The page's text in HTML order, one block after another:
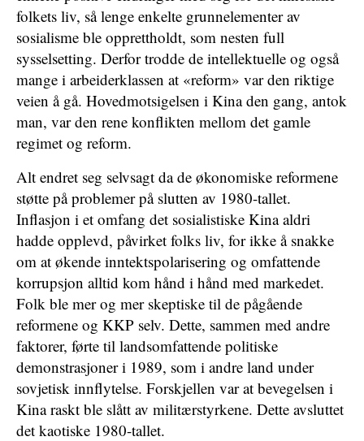
folkets liv, så lenge enkelte grunnelementer av
sosialisme ble opprettholdt, som nesten full
sysselsetting. Derfor trodde de intellektuelle og også
mange i arbeiderklassen at «reform» var den riktige
veien å gå. Hovedmotsigelsen i Kina den gang, antok
man, var den rene konflikten mellom det gamle
regimet og reform.
Alt endret seg selvsagt da de økonomiske reformene
støtte på problemer på slutten av 1980-tallet.
Inflasjon i et omfang det sosialistiske Kina aldri
hadde opplevd, påvirket folks liv, for ikke å snakke
om at økende inntektspolarisering og omfattende
korrupsjon alltid kom hånd i hånd med markedet.
Folk ble mer og mer skeptiske til de pågående
reformene og KKP selv. Dette, sammen med andre
faktorer, førte til landsomfattende politiske
demonstrasjoner i 1989, som i andre land under
sovjetisk innflytelse. Forskjellen var at bevegelsen i
Kina raskt ble slått av militærstyrkene. Dette avsluttet
det kaotiske 1980-tallet.